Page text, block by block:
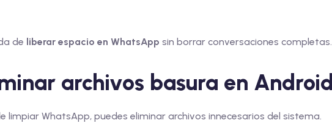
de liberar espacio en WhatsApp sin borrar conversaciones completas.
archivos basura en Android
limpiar WhatsApp, puedes eliminar archivos innecesarios del sistema.